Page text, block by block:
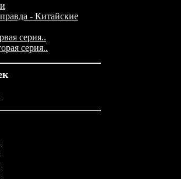
- Китайские
серия..
серия..